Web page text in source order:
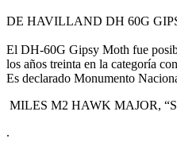
DE HAVILLAND DH 60G
El DH-60G Gipsy Moth fue
los años treinta en la categoría
Es declarado Monumento
MILES M2 HAWK MAJOR,
.